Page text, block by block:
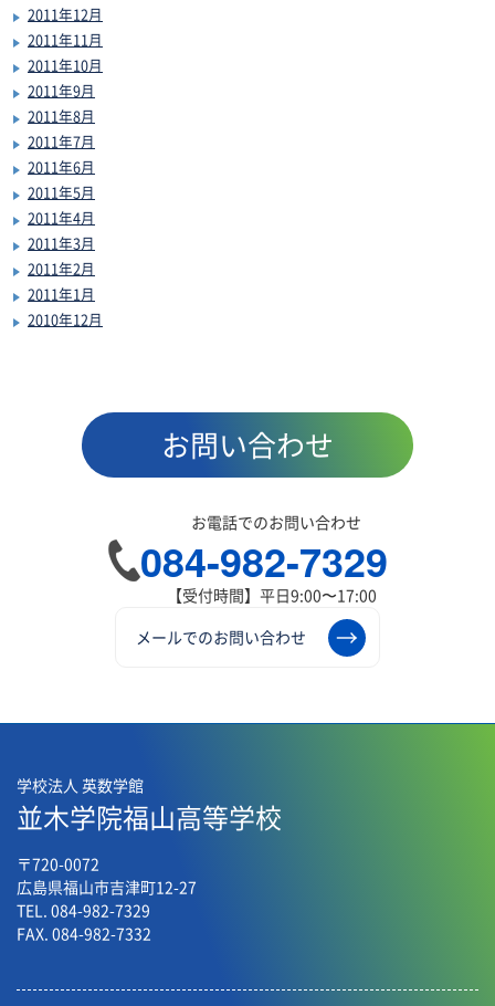
2011年12月
2011年11月
2011年10月
2011年9月
2011年8月
2011年7月
2011年6月
2011年5月
2011年4月
2011年3月
2011年2月
2011年1月
2010年12月
お問い合わせ
お電話でのお問い合わせ
084-982-7329
【受付時間】平日9:00〜17:00
メールでのお問い合わせ
学校法人 英数学館
並木学院福山高等学校
〒720-0072
広島県福山市吉津町12-27
TEL. 084-982-7329
FAX. 084-982-7332